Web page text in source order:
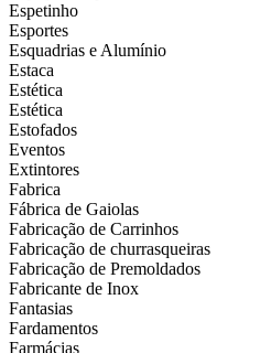
Espetinho
Esportes
Esquadrias e Alumínio
Estaca
Estética
Estética
Estofados
Eventos
Extintores
Fabrica
Fábrica de Gaiolas
Fabricação de Carrinhos
Fabricação de churrasqueiras
Fabricação de Premoldados
Fabricante de Inox
Fantasias
Fardamentos
Farmácias